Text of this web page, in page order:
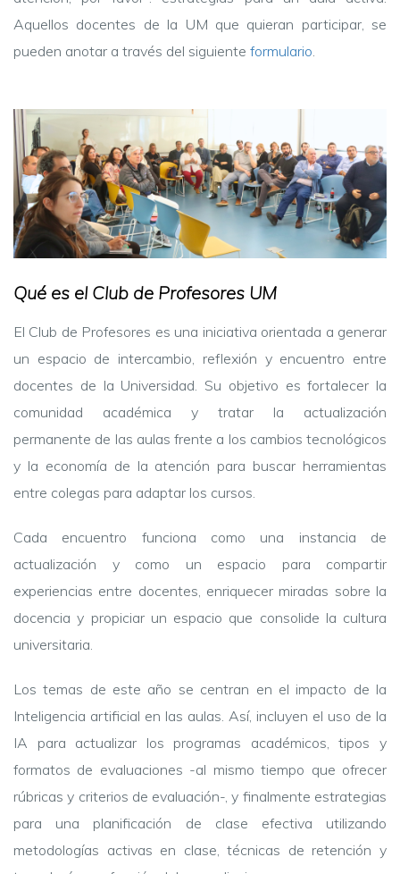
Aquellos docentes de la UM que quieran participar, se
pueden anotar a través del siguiente formulario.
Qué es el Club de Profesores UM
El Club de Profesores es una iniciativa orientada a generar
un espacio de intercambio, reflexión y encuentro entre
docentes de la Universidad. Su objetivo es fortalecer la
comunidad académica y tratar la actualización
permanente de las aulas frente a los cambios tecnológicos
y la economía de la atención para buscar herramientas
entre colegas para adaptar los cursos.
Cada encuentro funciona como una instancia de
actualización y como un espacio para compartir
experiencias entre docentes, enriquecer miradas sobre la
docencia y propiciar un espacio que consolide la cultura
universitaria.
Los temas de este año se centran en el impacto de la
Inteligencia artificial en las aulas. Así, incluyen el uso de la
IA para actualizar los programas académicos, tipos y
formatos de evaluaciones -al mismo tiempo que ofrecer
rúbricas y criterios de evaluación-, y finalmente estrategias
para una planificación de clase efectiva utilizando
metodologías activas en clase, técnicas de retención y